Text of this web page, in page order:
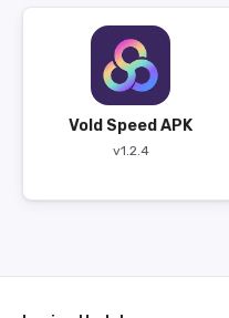
Vold Speed APK
v1.2.4